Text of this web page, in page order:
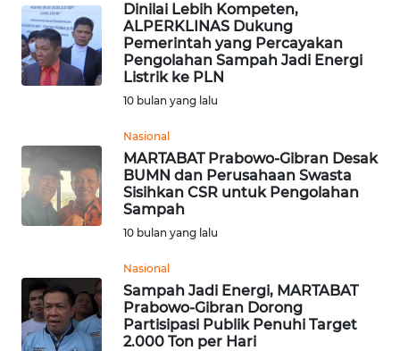
Dinilai Lebih Kompeten,
ALPERKLINAS Dukung
Pemerintah yang Percayakan
Pengolahan Sampah Jadi Energi
Listrik ke PLN
10 bulan yang lalu
Nasional
MARTABAT Prabowo-Gibran Desak
BUMN dan Perusahaan Swasta
Sisihkan CSR untuk Pengolahan
Sampah
10 bulan yang lalu
Nasional
Sampah Jadi Energi, MARTABAT
Prabowo-Gibran Dorong
Partisipasi Publik Penuhi Target
2.000 Ton per Hari
WN
SUMEDANG
WN
WN
KEPULAUAN
SERIBU
WN
BINJAI